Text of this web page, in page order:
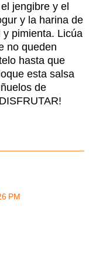
jengibre y el
y la harina de
pimienta. Licúa
no queden
hasta que
esta salsa
de
PM